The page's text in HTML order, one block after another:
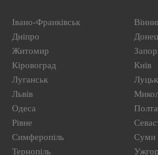
Івано-Франківськ
Дніпро
Житомир
Кіровоград
Київ
Луганськ
Луцьк
Львів
Одеса
Рівне
Симферопіль
Суми
Тернопіль